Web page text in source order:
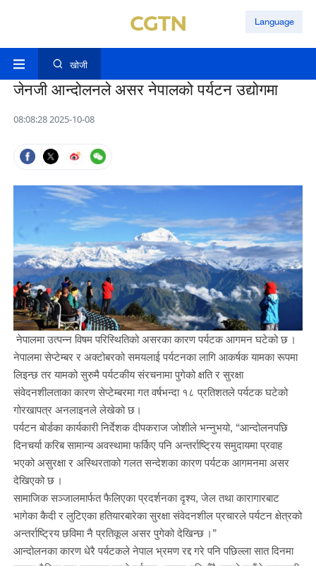
Language
खोजी
जेनजी आन्दोलनले असर नेपालको पर्यटन उद्योगमा
08:08:28 2025-10-08
नेपालमा उत्पन्न विषम परिस्थितिको असरका कारण पर्यटक आगमन घटेको छ ।
नेपालमा सेप्टेम्बर र अक्टोबरको समयलाई पर्यटनका लागि आकर्षक यामका रूपमा
लिइन्छ तर यामको सुरुमै पर्यटकीय संरचनामा पुगेको क्षति र सुरक्षा
संवेदनशीलताका कारण सेप्टेम्बरमा गत वर्षभन्दा १८ प्रतिशतले पर्यटक घटेको
गोरखापत्र अनलाइनले लेखेको छ।
पर्यटन बोर्डका कार्यकारी निर्देशक दीपकराज जोशीले भन्नुभयो, “आन्दोलनपछि
दिनचर्या करिब सामान्य अवस्थामा फर्किए पनि अन्तर्राष्ट्रिय समुदायमा प्रवाह
भएको असुरक्षा र अस्थिरताको गलत सन्देशका कारण पर्यटक आगमनमा असर
देखिएको छ ।
सामाजिक सञ्जालमार्फत फैलिएका प्रदर्शनका दृश्य, जेल तथा कारागारबाट
भागेका कैदी र लुटिएका हतियारबारेका सुरक्षा संवेदनशील प्रचारले पर्यटन क्षेत्रको
अन्तर्राष्ट्रिय छविमा नै प्रतिकूल असर पुगेको देखिन्छ ।”
आन्दोलनका कारण धेरै पर्यटकले नेपाल भ्रमण रद्द गरे पनि पछिल्ला सात दिनमा